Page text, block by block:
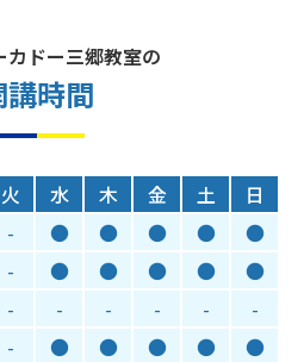
カドー三郷教室の
講時間
火 水 木 金 土
日
- ● ● ● ●
●
- ● ● ● ●
●
- - - - -
-
- ● ● ● ●
●